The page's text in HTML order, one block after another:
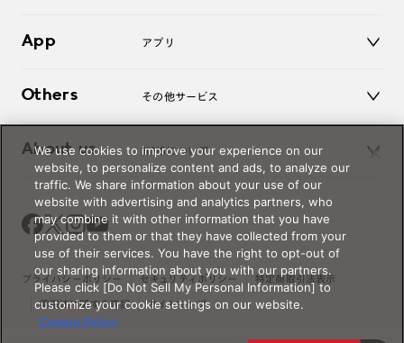
よくあるご質問
お問い合わせ
App アプリ
Others その他サービス
レンズ交換
オンラインギフト
価格案内
About us JINSについて
Magnify Life
会社概要
採用情報
法人のお客様
出店について
プライバシーポリシー セキュリティポリシー 特定商取引法表示
薬機法に関する表記 サイトマップ
We use cookies to improve your experience on our
website, to personalize content and ads, to analyze our
traffic. We share information about your use of our
website with advertising and analytics partners, who
may combine it with other information that you have
provided to them or that they have collected from your
use of their services. You have the right to opt-out of
our sharing information about you with our partners.
Please click [Do Not Sell My Personal Information] to
customize your cookie settings on our website.
Cookie Policy